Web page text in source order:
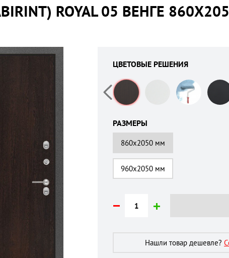
ROYAL 05 ВЕНГЕ
ЦВЕТОВЫЕ РЕШЕНИЯ
РАЗМЕРЫ
860х2050 мм
960х2050 мм
Нашли товар дешевле?